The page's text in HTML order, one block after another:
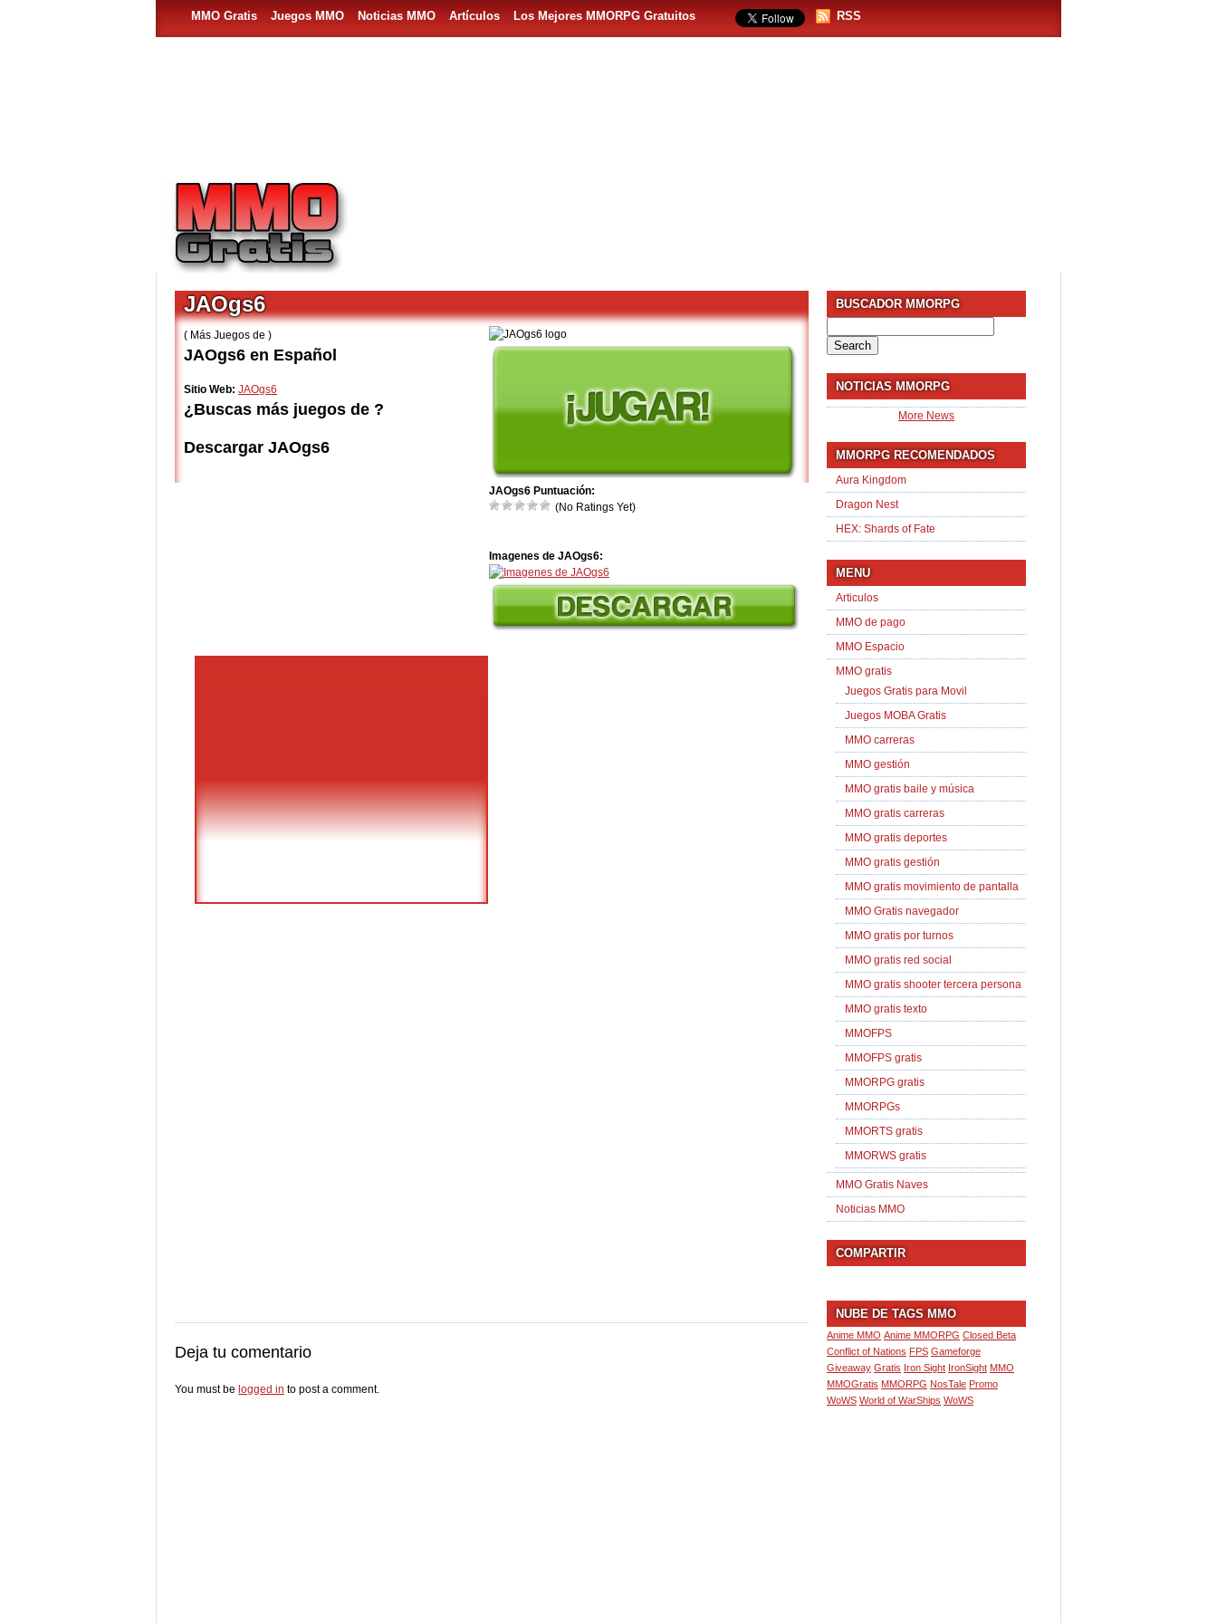
MMO Gratis Juegos MMO Noticias MMO Artículos Los Mejores MMORPG Gratuitos RSS
JAOgs6 Puntuación:
(No Ratings Yet)
Imagenes de JAOgs6:
JAOgs6
( Más Juegos de )
JAOgs6 en Español
Sitio Web: JAOgs6
¿Buscas más juegos de ?
Descargar JAOgs6
Deja tu comentario
You must be logged in to post a comment.
BUSCADOR MMORPG
for:
NOTICIAS MMORPG
More News
MMORPG RECOMENDADOS
Aura Kingdom
Dragon Nest
HEX: Shards of Fate
MENU
Articulos
MMO de pago
MMO Espacio
MMO gratis
Juegos Gratis para Movil
Juegos MOBA Gratis
MMO carreras
MMO gestión
MMO gratis baile y música
MMO gratis carreras
MMO gratis deportes
MMO gratis gestión
MMO gratis movimiento de pantalla
MMO Gratis navegador
MMO gratis por turnos
MMO gratis red social
MMO gratis shooter tercera persona
MMO gratis texto
MMOFPS
MMOFPS gratis
MMORPG gratis
MMORPGs
MMORTS gratis
MMORWS gratis
MMO Gratis Naves
Noticias MMO
COMPARTIR
NUBE DE TAGS MMO
Anime MMO Anime MMORPG Closed Beta
Conflict of Nations FPS Gameforge
Giveaway Gratis Iron Sight IronSight MMO
MMOGratis MMORPG NosTale Promo
WoWS World of WarShips WoWS